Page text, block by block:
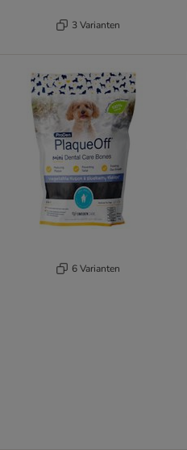
3 Varianten
6 Varianten